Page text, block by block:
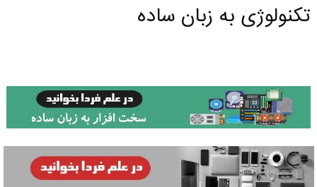
تکنولوژی به زبان ساده